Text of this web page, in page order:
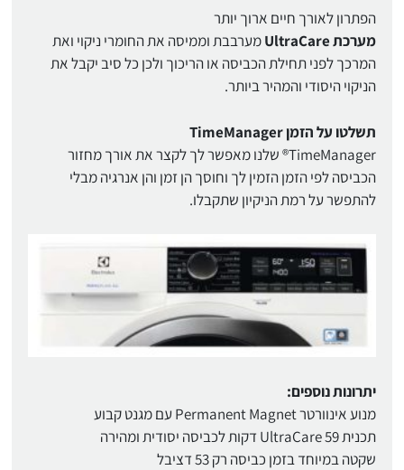
הפתרון לאורך חיים ארוך יותר
מערכת UltraCare
מערבבת וממיסה את החומרי ניקוי ואת
המרכך לפני תחילת הכביסה או הריכוך ולכן כל סיב יקבל את
הניקוי היסודי והמהיר ביותר.
תשלטו על הזמן TimeManager
TimeManager® שלנו מאפשר לך לקצר את אורך מחזור
הכביסה לפי הזמן הזמין לך וחוסך הן זמן והן אנרגיה מבלי
להתפשר על רמת הניקיון שתקבלו.
יתרונות נוספים:
מנוע אינוורטר Permanent Magnet עם מגנט קבוע
תכנית UltraCare 59 דקות לכביסה יסודית ומהירה
שקטה במיוחד בזמן כביסה רק 53 דציבל